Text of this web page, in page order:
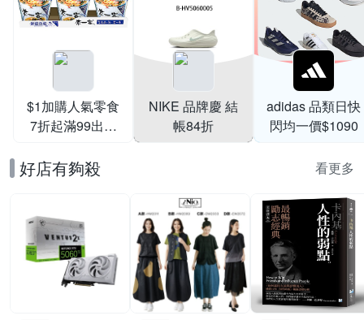
$1加購人氣零食
7折起滿99出貨
NIKE 品牌慶 結
帳84折
adidas 品類日快
閃均一價$1090
好店有夠殺 看更多